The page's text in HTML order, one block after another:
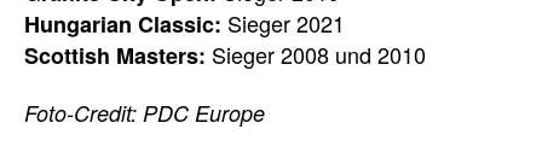
Hungarian Classic: Sieger 2021
Scottish Masters: Sieger 2008 und 2010
Foto-Credit: PDC Europe